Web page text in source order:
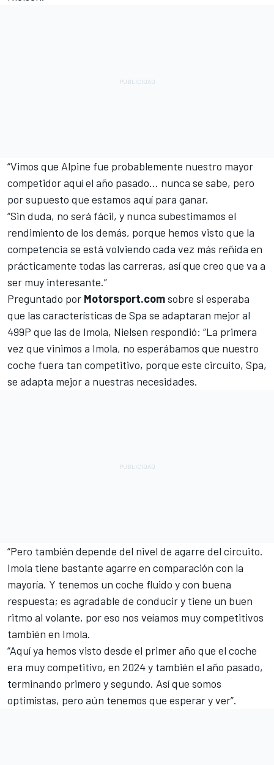
“Vimos que Alpine fue probablemente nuestro mayor
competidor aquí el año pasado… nunca se sabe, pero
por supuesto que estamos aquí para ganar.
“Sin duda, no será fácil, y nunca subestimamos el
rendimiento de los demás, porque hemos visto que la
competencia se está volviendo cada vez más reñida en
prácticamente todas las carreras, así que creo que va a
ser muy interesante.”
Preguntado por Motorsport.comsobre si esperaba
que las características de Spa se adaptaran mejor al
499P que las de Imola, Nielsen respondió: “La primera
vez que vinimos a Imola, no esperábamos que nuestro
coche fuera tan competitivo, porque este circuito, Spa,
se adapta mejor a nuestras necesidades.
“Pero también depende del nivel de agarre del circuito.
Imola tiene bastante agarre en comparación con la
mayoría. Y tenemos un coche fluido y con buena
respuesta; es agradable de conducir y tiene un buen
ritmo al volante, por eso nos veíamos muy competitivos
también en Imola.
“Aquí ya hemos visto desde el primer año que el coche
era muy competitivo, en 2024 y también el año pasado,
terminando primero y segundo. Así que somos
optimistas, pero aún tenemos que esperar y ver”.